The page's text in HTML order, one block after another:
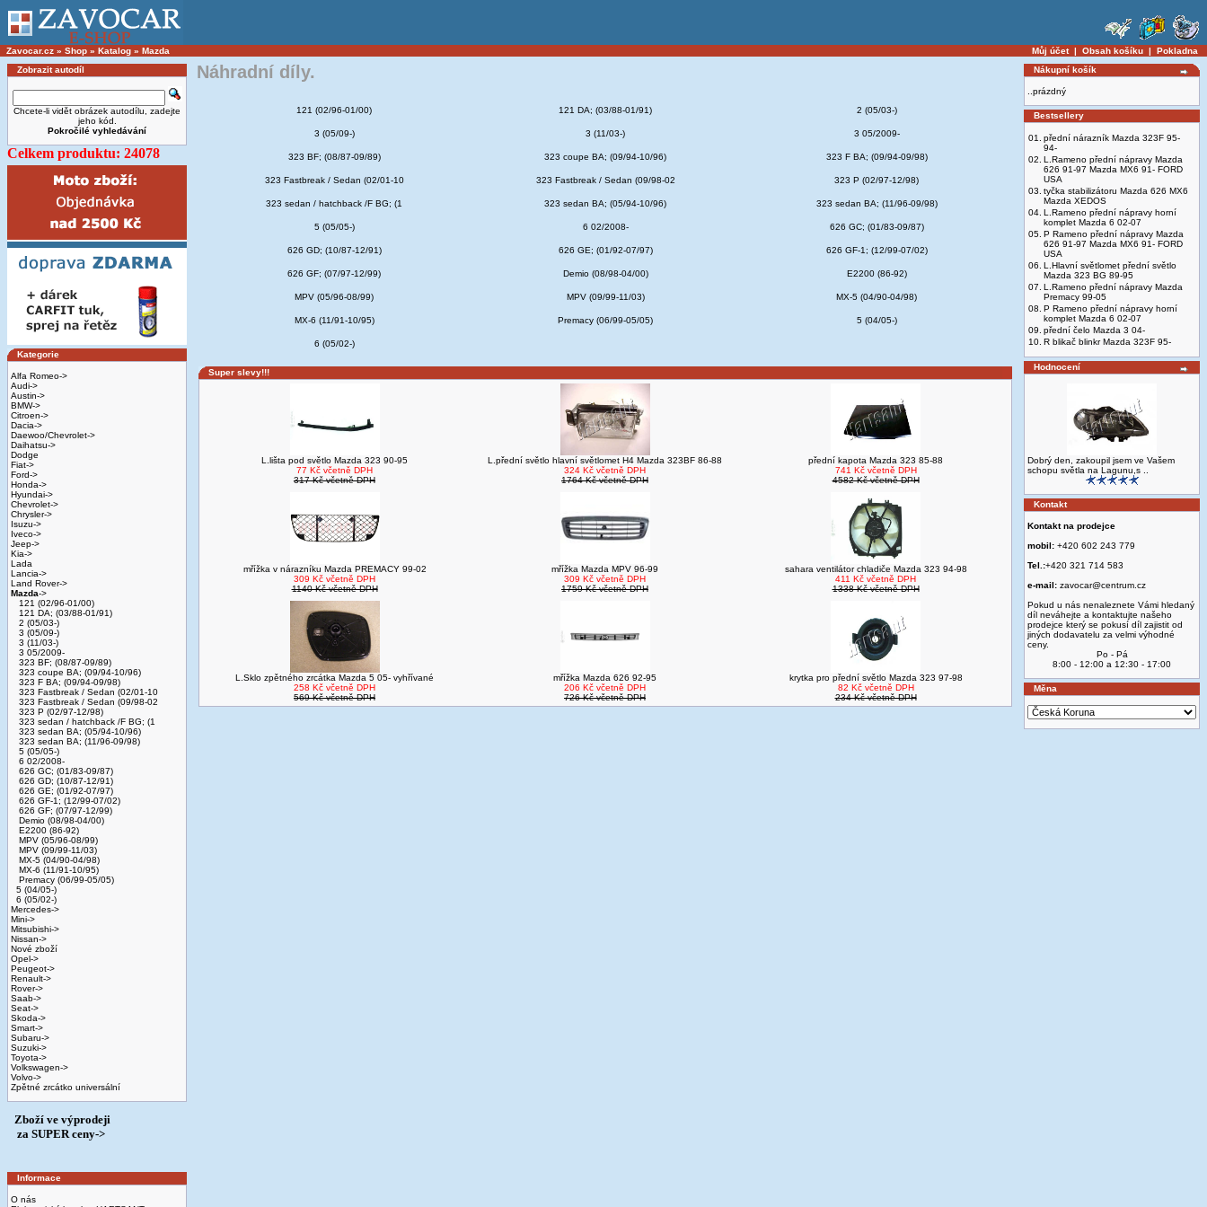
Zavocar.cz » Shop » Katalog » Mazda Můj účet| Obsah košíku | Pokladna
Zobrazit autodíl
Chcete-li vidět obrázek autodílu, zadejte
jeho kód.
Pokročilé vyhledávání
Celkem produktu: 24078
Kategorie
Alfa Romeo->
Audi->
Austin->
BMW->
Citroen->
Dacia->
Daewoo/Chevrolet->
Daihatsu->
Dodge
Fiat->
Ford->
Honda->
Hyundai->
Chevrolet->
Chrysler->
Isuzu->
Iveco->
Jeep->
Kia->
Lada
Lancia->
Land Rover->
Mazda->
121 (02/96-01/00)
121 DA; (03/88-01/91)
2 (05/03-)
3 (05/09-)
3 (11/03-)
3 05/2009-
323 BF; (08/87-09/89)
323 coupe BA; (09/94-10/96)
323 F BA; (09/94-09/98)
323 Fastbreak / Sedan (02/01-10
323 Fastbreak / Sedan (09/98-02
323 P (02/97-12/98)
323 sedan / hatchback /F BG; (1
323 sedan BA; (05/94-10/96)
323 sedan BA; (11/96-09/98)
5 (05/05-)
6 02/2008-
626 GC; (01/83-09/87)
626 GD; (10/87-12/91)
626 GE; (01/92-07/97)
626 GF-1; (12/99-07/02)
626 GF; (07/97-12/99)
Demio (08/98-04/00)
E2200 (86-92)
MPV (05/96-08/99)
MPV (09/99-11/03)
MX-5 (04/90-04/98)
MX-6 (11/91-10/95)
Premacy (06/99-05/05)
5 (04/05-)
6 (05/02-)
Mercedes->
Mini->
Mitsubishi->
Nissan->
Nové zboží
Opel->
Peugeot->
Renault->
Rover->
Saab->
Seat->
Skoda->
Smart->
Subaru->
Suzuki->
Toyota->
Volkswagen->
Volvo->
Zpětné zrcátko universální
Zboží ve výprodeji
­ za SUPER ceny->
Informace
O nás
Náhradní díly.
121 (02/96-01/00) 121 DA; (03/88-01/91) 2 (05/03-)
3 (05/09-) 3 (11/03-) 3 05/2009-
323 BF; (08/87-09/89) 323 coupe BA; (09/94-10/96) 323 F BA; (09/94-09/98)
323 Fastbreak / Sedan (02/01-10 323 Fastbreak / Sedan (09/98-02 323 P (02/97-12/98)
323 sedan / hatchback /F BG; (1 323 sedan BA; (05/94-10/96) 323 sedan BA; (11/96-09/98)
5 (05/05-) 6 02/2008- 626 GC; (01/83-09/87)
626 GD; (10/87-12/91) 626 GE; (01/92-07/97) 626 GF-1; (12/99-07/02)
626 GF; (07/97-12/99) Demio (08/98-04/00) E2200 (86-92)
MPV (05/96-08/99) MPV (09/99-11/03) MX-5 (04/90-04/98)
MX-6 (11/91-10/95) Premacy (06/99-05/05) 5 (04/05-)
6 (05/02-)
Super slevy!!!
L.lišta pod světlo Mazda 323 90-95
77 Kč včetně DPH
317 Kč včetně DPH
L.přední světlo hlavní světlomet H4 Mazda 323BF 86-88
324 Kč včetně DPH
1764 Kč včetně DPH
přední kapota Mazda 323 85-88
741 Kč včetně DPH
4582 Kč včetně DPH
mřížka v nárazníku Mazda PREMACY 99-02
309 Kč včetně DPH
1140 Kč včetně DPH
mřížka Mazda MPV 96-99
309 Kč včetně DPH
1759 Kč včetně DPH
sahara ventilátor chladiče Mazda 323 94-98
411 Kč včetně DPH
1338 Kč včetně DPH
L.Sklo zpětného zrcátka Mazda 5 05- vyhřívané
258 Kč včetně DPH
569 Kč včetně DPH
mřížka Mazda 626 92-95
206 Kč včetně DPH
726 Kč včetně DPH
krytka pro přední světlo Mazda 323 97-98
82 Kč včetně DPH
234 Kč včetně DPH
Nákupní košík
..prázdný
Bestsellery
01.
přední nárazník Mazda 323F 95-
94-
02. L.Rameno přední nápravy Mazda
626 91-97 Mazda MX6 91- FORD
USA
03. tyčka stabilizátoru Mazda 626 MX6
Mazda XEDOS
04. L.Rameno přední nápravy horní
komplet Mazda 6 02-07
05. P Rameno přední nápravy Mazda
626 91-97 Mazda MX6 91- FORD
USA
06. L.Hlavní světlomet přední světlo
Mazda 323 BG 89-95
07. L.Rameno přední nápravy Mazda
Premacy 99-05
08. P Rameno přední nápravy horní
komplet Mazda 6 02-07
09. přední čelo Mazda 3 04-
10. R blikač blinkr Mazda 323F 95-
Hodnocení
Dobrý den, zakoupil jsem ve Vašem
schopu světla na Lagunu,s ..
Kontakt
Kontakt na prodejce
mobil: +420 602 243 779
Tel.:+420 321 714 583
e-mail: zavocar@centrum.cz
Pokud u nás nenaleznete Vámi hledaný
díl neváhejte a kontaktujte našeho
prodejce který se pokusí díl zajistit od
jiných dodavatelu za velmi výhodné
ceny.
Po - Pá
8:00 - 12:00 a 12:30 - 17:00
Měna